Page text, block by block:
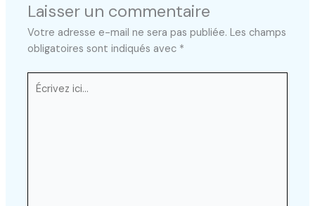
Laisser un commentaire
Votre adresse e-mail ne sera pas publiée. Les champs
obligatoires sont indiqués avec *
Écrivez
ici…